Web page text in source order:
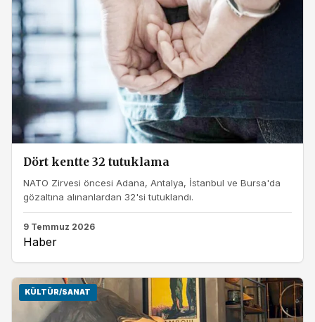
Dört kentte 32 tutuklama
NATO Zirvesi öncesi Adana, Antalya, İstanbul ve Bursa'da
gözaltına alınanlardan 32'si tutuklandı.
9 Temmuz 2026
Haber
KÜLTÜR/SANAT